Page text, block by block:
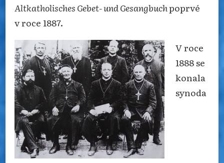
Altkatholisches Gebet- und Gesangbuchpoprvé
v roce 1887.
V roce
1888 se
konala
synoda